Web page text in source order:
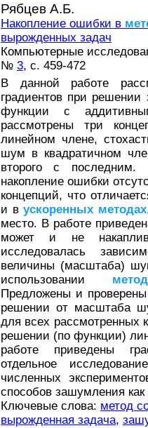
Рябцев А.Б.
Накопление ошибки в
вырожденных задач
Компьютерные
№ 3, с. 459-472
В данной работе
градиентов при
функции с
рассмотрены три
линейном члене,
шум в квадратичном
второго с последним.
накопление ошибки
концепций, что
и вускоренных методах
место. В работе
может и не
исследовалась
величины (масштаба)
использовании
Предложены и
решении от масштаба
для всех рассмотренных
решении (по функции)
работе приведены
отдельное
численных
способов зашумления
Ключевые слова: метод
вырожденная задача,